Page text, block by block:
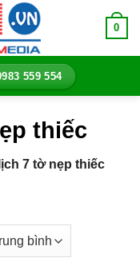
0
559 554
thiếc
7 tờ nẹp thiếc